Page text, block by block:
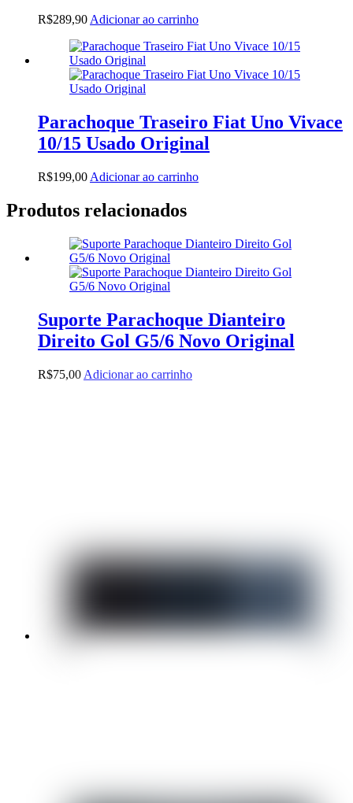
R$289,90 Adicionar ao carrinho
Parachoque Traseiro Fiat Uno Vivace
10/15 Usado Original
R$199,00 Adicionar ao carrinho
Produtos relacionados
Suporte Parachoque Dianteiro
Direito Gol G5/6 Novo Original
R$75,00 Adicionar ao carrinho